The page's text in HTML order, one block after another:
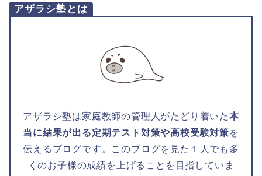
アザラシ塾とは
アザラシ塾は家庭教師の管理人がたどり着いた本
当に結果が出る定期テスト対策や高校受験対策を
伝えるブログです。このブログを見た１人でも多
くのお子様の成績を上げることを目指していま